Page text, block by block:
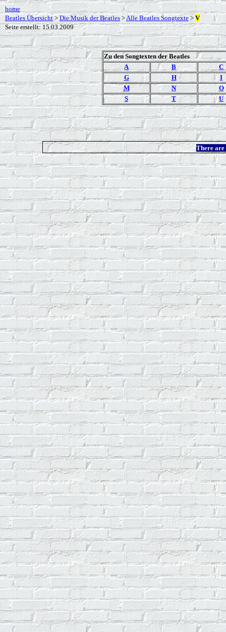
home
Beatles Übersicht > Die Musik der Beatles >Alle Beatles Songtexte > V
Seite erstellt: 15.03.2009
Zu den Songtexten der Beatles
A
B
C
G
H
I
M
N
O
S
T U
There are